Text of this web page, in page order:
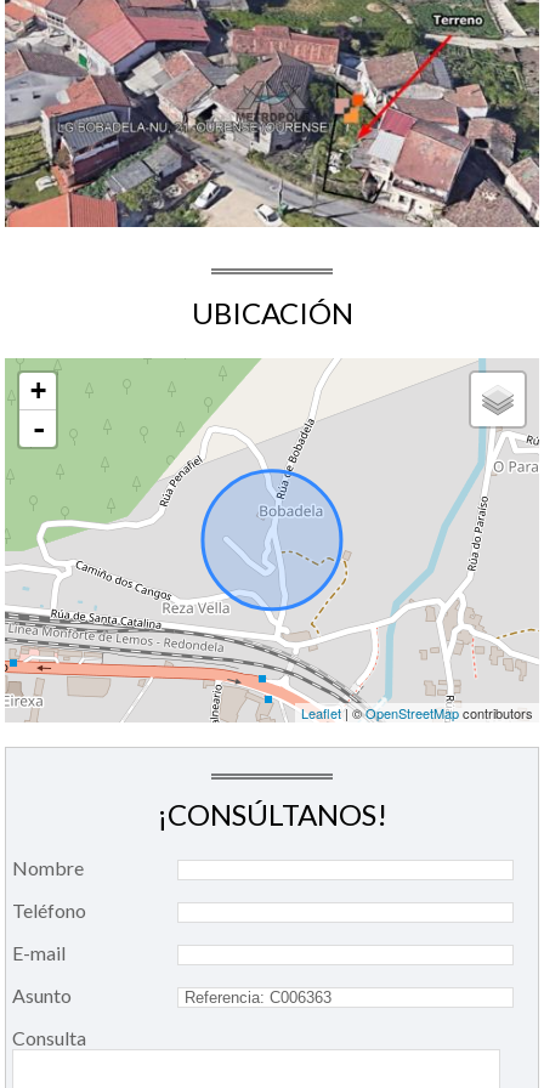
UBICACIÓN
+
-
Leaflet| ©OpenStreetMapcontributors
¡CONSÚLTANOS!
Nombre
Teléfono
E-mail
Asunto
Consulta